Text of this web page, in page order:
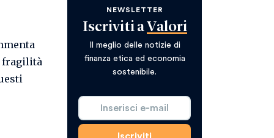
NEWSLETTER
Iscriviti a Valori
Il meglio delle notizie di
finanza etica ed economia
sostenibile.
fragilità